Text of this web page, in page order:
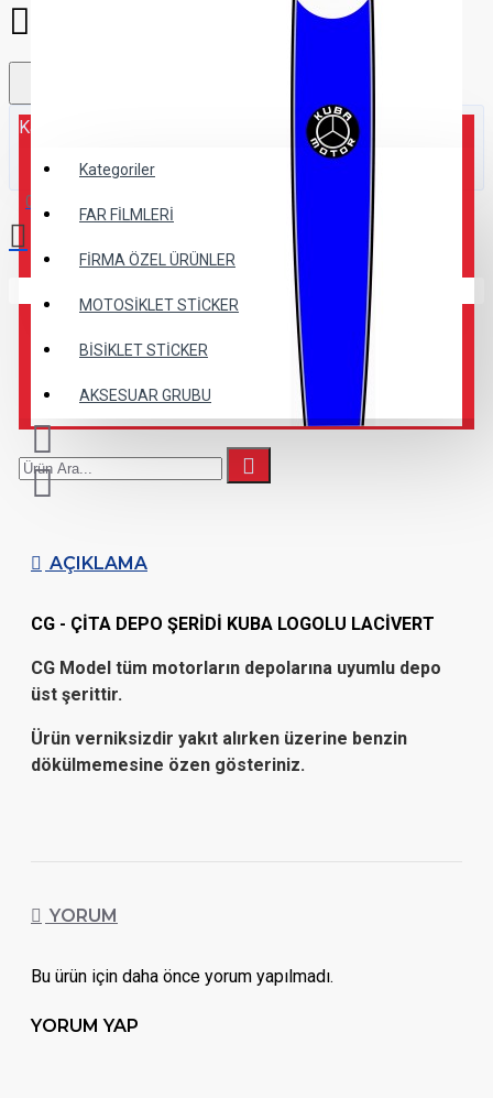
Kategoriler
Kategoriler
FAR FİLMLERİ
FİRMA ÖZEL ÜRÜNLER
MOTOSİKLET STİCKER
BİSİKLET STİCKER
AKSESUAR GRUBU
0 ürün - 0,00TL
AÇIKLAMA
CG - ÇİTA DEPO ŞERİDİ KUBA LOGOLU LACİVERT
CG Model tüm motorların depolarına uyumlu depo
üst şerittir.
Ürün verniksizdir yakıt alırken üzerine benzin
dökülmemesine özen gösteriniz.
YORUM
Bu ürün için daha önce yorum yapılmadı.
YORUM YAP